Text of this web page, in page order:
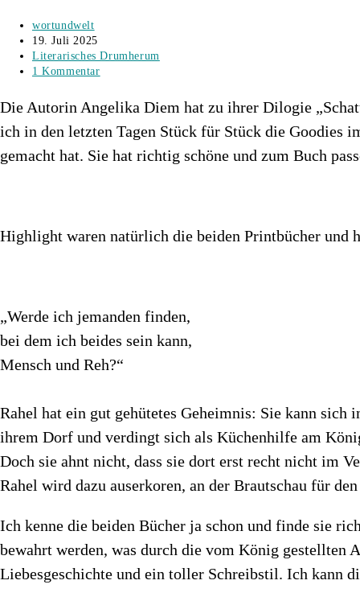
Beitrags-
Autor:
wortundwelt
Beitrag
veröffentlicht:
19. Juli 2025
Beitrags-
Kategorie:
Literarisches Drumherum
Beitrags-
1 Kommentar
Die Autorin Angelika Diem hat zu ihrer Dilogie
ich in den letzten Tagen Stück für Stück die Goodies
gemacht hat. Sie hat richtig schöne und zum Buch
Highlight waren natürlich die beiden Printbücher und
„Werde ich jemanden finden,
bei dem ich beides sein kann,
Mensch und Reh?“
Rahel hat ein gut gehütetes Geheimnis: Sie kann
ihrem Dorf und verdingt sich als Küchenhilfe am
Doch sie ahnt nicht, dass sie dort erst recht nicht im
Rahel wird dazu auserkoren, an der Brautschau für
Ich kenne die beiden Bücher ja schon und finde sie
bewahrt werden, was durch die vom König gestellten
Liebesgeschichte und ein toller Schreibstil. Ich kann